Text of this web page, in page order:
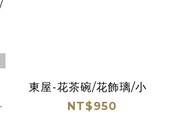
東屋-花茶碗/花飾璃/小
NT$950